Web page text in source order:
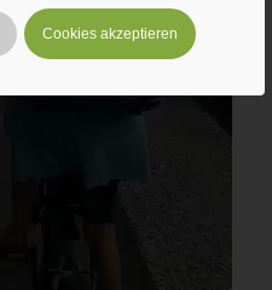
Cookies akzeptieren